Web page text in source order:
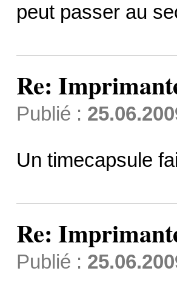
peut passer au
Re:
Publié :
Un timecapsule
Re:
Publié :